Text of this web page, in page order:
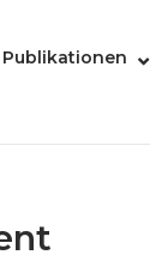
Publikationen